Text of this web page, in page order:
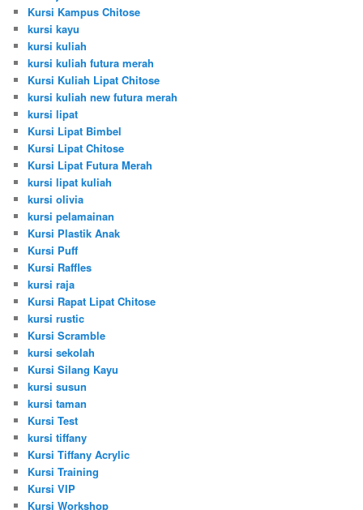
Kursi Kampus Chitose
kursi kayu
kursi kuliah
kursi kuliah futura merah
Kursi Kuliah Lipat Chitose
kursi kuliah new futura merah
kursi lipat
Kursi Lipat Bimbel
Kursi Lipat Chitose
Kursi Lipat Futura Merah
kursi lipat kuliah
kursi olivia
kursi pelamainan
Kursi Plastik Anak
Kursi Puff
Kursi Raffles
kursi raja
Kursi Rapat Lipat Chitose
kursi rustic
Kursi Scramble
kursi sekolah
Kursi Silang Kayu
kursi susun
kursi taman
Kursi Test
kursi tiffany
Kursi Tiffany Acrylic
Kursi Training
Kursi VIP
Kursi Workshop